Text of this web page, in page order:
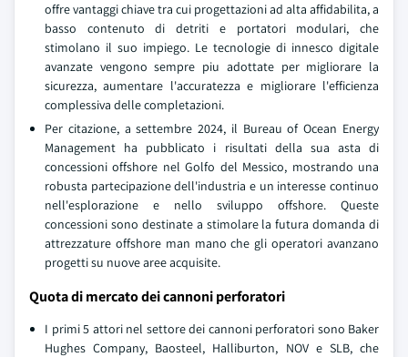
offre vantaggi chiave tra cui progettazioni ad alta affidabilita, a
basso contenuto di detriti e portatori modulari, che
stimolano il suo impiego. Le tecnologie di innesco digitale
avanzate vengono sempre piu adottate per migliorare la
sicurezza, aumentare l'accuratezza e migliorare l'efficienza
complessiva delle completazioni.
Per citazione, a settembre 2024, il Bureau of Ocean Energy
Management ha pubblicato i risultati della sua asta di
concessioni offshore nel Golfo del Messico, mostrando una
robusta partecipazione dell'industria e un interesse continuo
nell'esplorazione e nello sviluppo offshore. Queste
concessioni sono destinate a stimolare la futura domanda di
attrezzature offshore man mano che gli operatori avanzano
progetti su nuove aree acquisite.
Quota di mercato dei cannoni perforatori
I primi 5 attori nel settore dei cannoni perforatori sono Baker
Hughes Company, Baosteel, Halliburton, NOV e SLB, che